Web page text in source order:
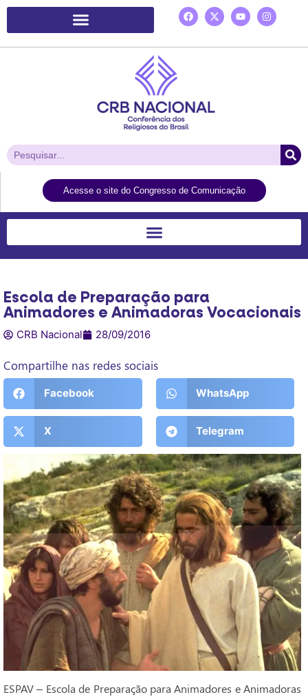
Acesse o site do Congresso de Comunicação
Escola de Preparação para
Animadores e Animadoras Vocacionais
CRB Nacional 28/09/2016
Compartilhe nas redes sociais
Facebook WhatsApp
X Telegram
ESPAV – Escola de Preparação para Animadores e Animadoras